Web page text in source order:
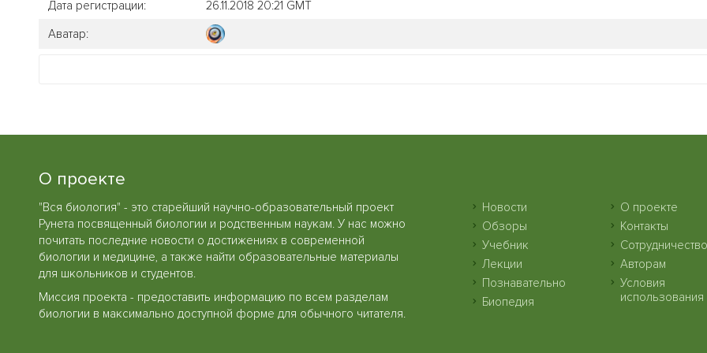
Дата регистрации:
26.11.2018 20:21 GMT
Аватар:
О проекте
"Вся биология" - это старейший научно-образовательный проект
Рунета посвященный биологии и родственным наукам. У нас можно
почитать последние новости о достижениях в современной
биологии и медицине, а также найти образовательные материалы
для школьников и студентов.
Миссия проекта - предоставить информацию по всем разделам
биологии в максимально доступной форме для обычного читателя.
Новости
Обзоры
Учебник
Лекции
Познавательно
Биопедия
О проекте
Контакты
Сотрудничество
Авторам
Условия
использования